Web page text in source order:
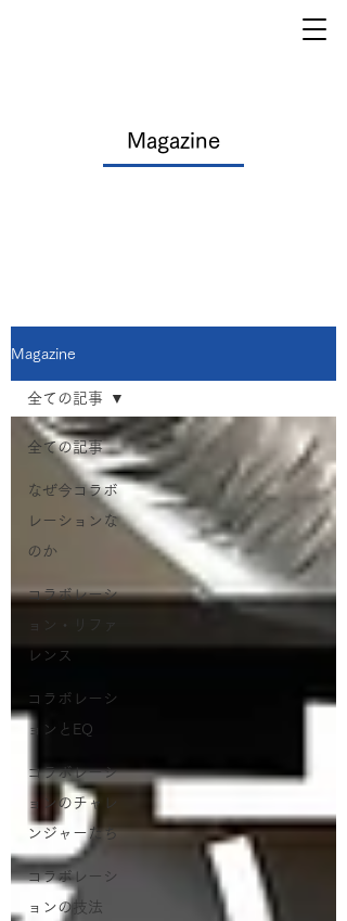
Magazine
Magazine
全ての記事
なぜ今コラボ
レーションな
のか
コラボレーシ
ョン・リファ
レンス
コラボレーシ
ョンとEQ
コラボレーシ
ョンのチャレ
ンジャーたち
コラボレーシ
ョンの技法
全ての記事